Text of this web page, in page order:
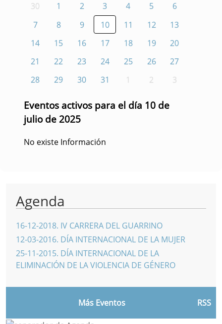
30 1 2 3 4 5
6
7
8 9 10 11 12
13
14
15 16 17 18 19
20
21
22 23 24 25 26
27
28
29 30 31 1 2 3
Eventos activos para el día 10 de
julio de 2025
No existe Información
Agenda
16-12-2018. IV CARRERA DEL GUARRINO
12-03-2016. DÍA INTERNACIONAL DE LA MUJER
25-11-2015. DÍA INTERNACIONAL DE LA
ELIMINACIÓN DE LA VIOLENCIA DE GÉNERO
Más Eventos RSS